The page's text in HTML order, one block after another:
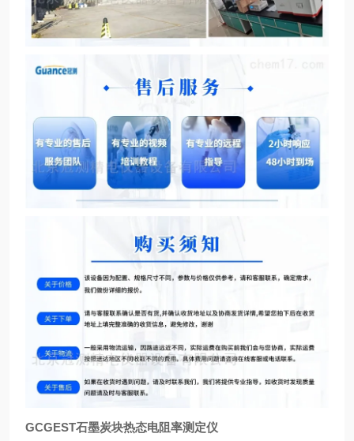
GCGEST石墨炭块热态电阻率测定仪